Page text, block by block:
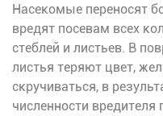
Насекомые переносят
вредят посевам всех
стеблей и листьев. В
листья теряют цвет,
скручиваться, в
численности